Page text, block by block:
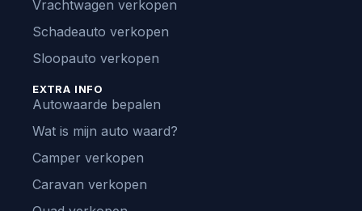
Vrachtwagen verkopen
Schadeauto verkopen
Sloopauto verkopen
EXTRA INFO
Autowaarde bepalen
Wat is mijn auto waard?
Camper verkopen
Caravan verkopen